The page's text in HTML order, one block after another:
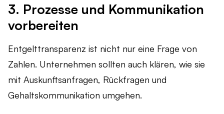
3. Prozesse und Kommunikation
vorbereiten
Entgelttransparenz ist nicht nur eine Frage von
Zahlen. Unternehmen sollten auch klären, wie sie
mit Auskunftsanfragen, Rückfragen und
Gehaltskommunikation umgehen.